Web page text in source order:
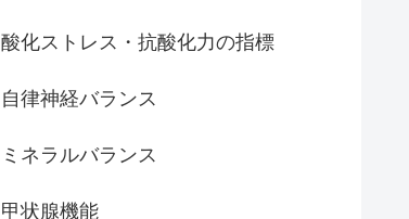
酸化ストレス・抗酸化力の指標
自律神経バランス
ミネラルバランス
甲状腺機能